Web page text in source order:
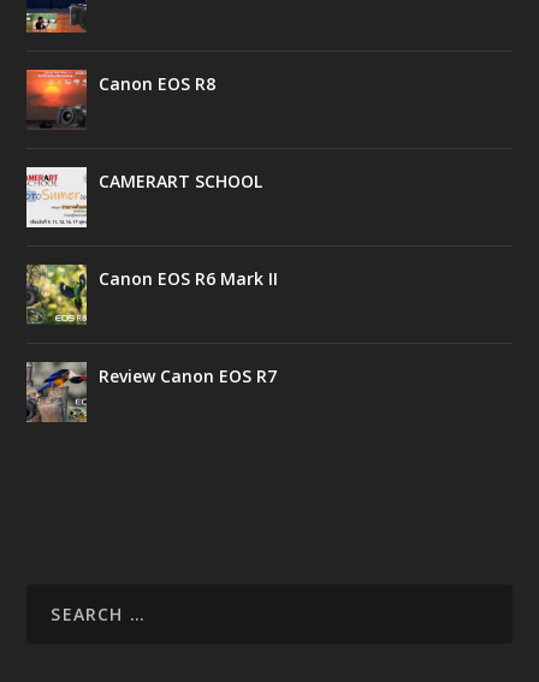
Canon EOS R8
CAMERART SCHOOL
Canon EOS R6 Mark II
Review Canon EOS R7